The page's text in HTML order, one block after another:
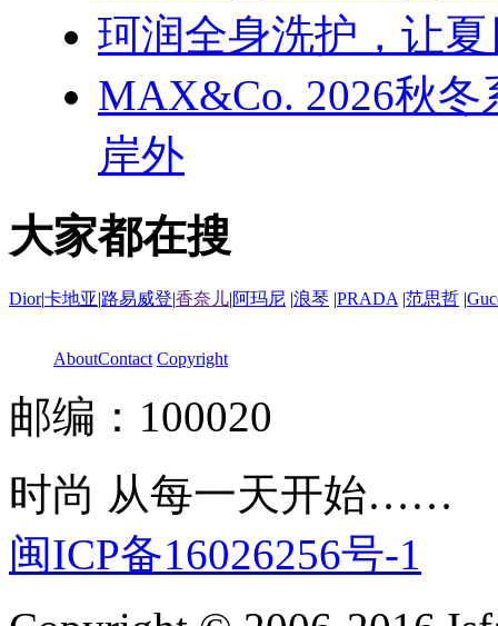
珂润全身洗护，让
MAX&Co. 2026秋
岸外
大家都在搜
Dior|卡地亚|路易威登|香奈儿|阿玛尼 |浪琴 |PRADA |范思哲 |
AboutContact Copyright
邮编：100020
时尚 从每一天开始……
闽ICP备16026256号-1